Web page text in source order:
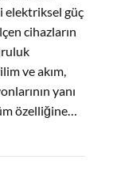
elektriksel güç
cihazların
ve akım,
yanı
özelliğine…